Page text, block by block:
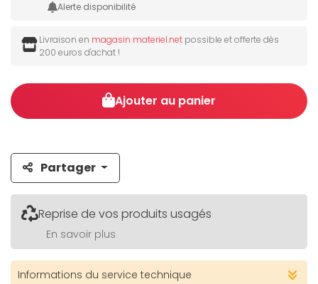
Alerte disponibilité
Livraison en magasin materiel.net possible et offerte dès
200 euros d'achat !
Ajouter au panier
Partager
Reprise de vos produits usagés
En savoir plus
Informations du service technique